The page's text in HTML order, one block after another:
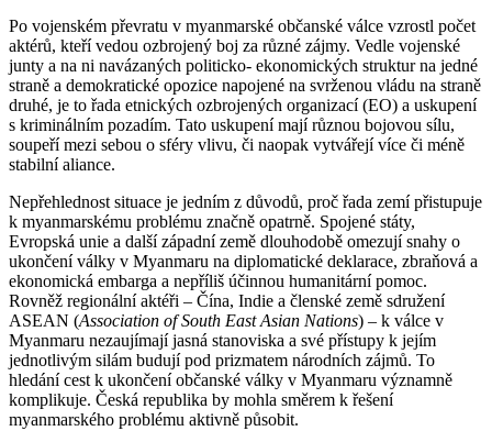
Po vojenském převratu v myanmarské občanské válce vzrostl počet
aktérů, kteří vedou ozbrojený boj za různé zájmy. Vedle vojenské
junty a na ni navázaných politicko- ekonomických struktur na jedné
straně a demokratické opozice napojené na svrženou vládu na straně
druhé, je to řada etnických ozbrojených organizací (EO) a uskupení
s kriminálním pozadím. Tato uskupení mají různou bojovou sílu,
soupeří mezi sebou o sféry vlivu, či naopak vytvářejí více či méně
stabilní aliance.
Nepřehlednost situace je jedním z důvodů, proč řada zemí přistupuje
k myanmarskému problému značně opatrně. Spojené státy,
Evropská unie a další západní země dlouhodobě omezují snahy o
ukončení války v Myanmaru na diplomatické deklarace, zbraňová a
ekonomická embarga a nepříliš účinnou humanitární pomoc.
Rovněž regionální aktéři – Čína, Indie a členské země sdružení
ASEAN (Association of South East Asian Nations) – k válce v
Myanmaru nezaujímají jasná stanoviska a své přístupy k jejím
jednotlivým silám budují pod prizmatem národních zájmů. To
hledání cest k ukončení občanské války v Myanmaru významně
komplikuje. Česká republika by mohla směrem k řešení
myanmarského problému aktivně působit.